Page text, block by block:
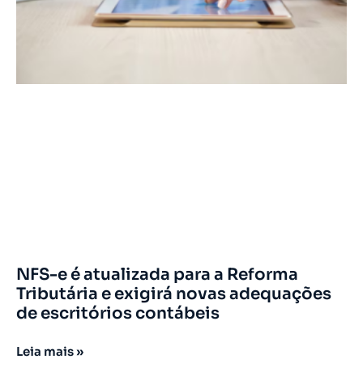
NFS-e é atualizada para a Reforma
Tributária e exigirá novas adequações
de escritórios contábeis
Leia mais »